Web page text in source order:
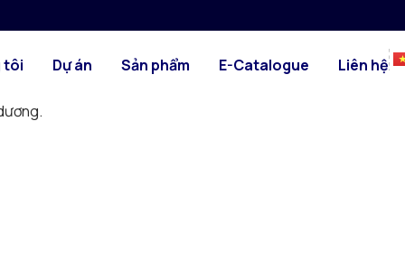
tôi Dự án Sản phẩm E-Catalogue Liên hệ
đường nối của chúng được
cho các ứng dụng dùng hơi
rò rỉ khí thấp nhất có thể